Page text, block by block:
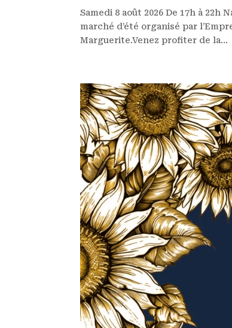
Samedi 8 août 2026 De 17h à
marché d’été organisé par
Marguerite.Venez profiter de la...